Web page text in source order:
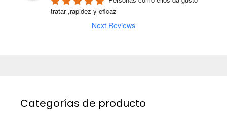
tratar ,rapidez y eficaz
Next Reviews
Categorías de producto